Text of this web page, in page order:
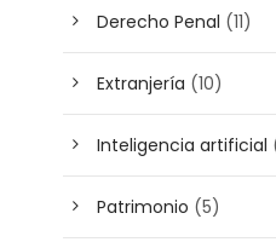
Derecho Penal (11)
Extranjería (10)
Inteligencia artificial
Patrimonio (5)